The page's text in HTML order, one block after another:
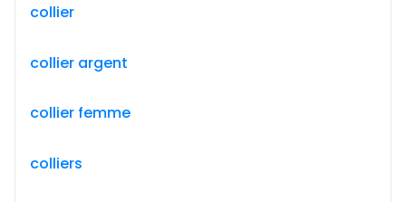
collier
collier argent
collier femme
colliers